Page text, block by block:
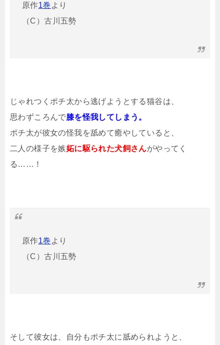
原作1巻 より
（C）古川五勢
じゃれつくポチ太から逃げようとする猫谷は、
思わずころんで膝を怪我してしまう。
ポチ太が彼女の怪我を舐めて癒やしていると、
二人の様子を嫉妬に駆られた犬飼さんがやってく
る……！
原作1巻 より
（C）古川五勢
そして彼女は、自分もポチ太に舐められようと、